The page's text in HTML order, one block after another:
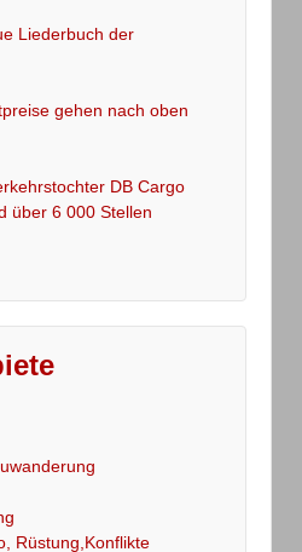
Liederbuch der
gehen nach oben
DB Cargo
über 6 000 Stellen
Rüstung,Konflikte